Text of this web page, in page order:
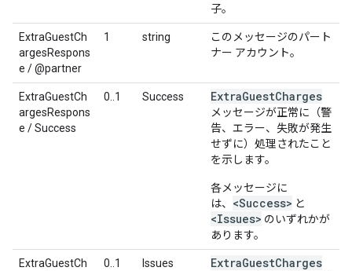
子。
ExtraGuestCh
argesRespons
e / @partner
1 string
このメッセージのパート
ナー アカウント。
ExtraGuestCh
argesRespons
e / Success
0..1 Success ExtraGuestCharges
メッセージが正常に（警
告、エラー、失敗が発生
せずに）処理されたこと
を示します。
各メッセージに
は、 <Success> と
<Issues> のいずれかが
あります。
ExtraGuestCh
0..1 Issues ExtraGuestCharges